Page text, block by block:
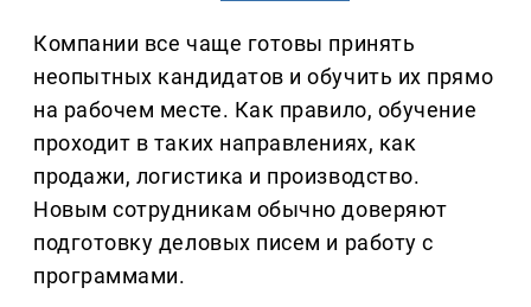
Компании все чаще готовы принять
неопытных кандидатов и обучить их прямо
на рабочем месте. Как правило, обучение
проходит в таких направлениях, как
продажи, логистика и производство.
Новым сотрудникам обычно доверяют
подготовку деловых писем и работу с
программами.